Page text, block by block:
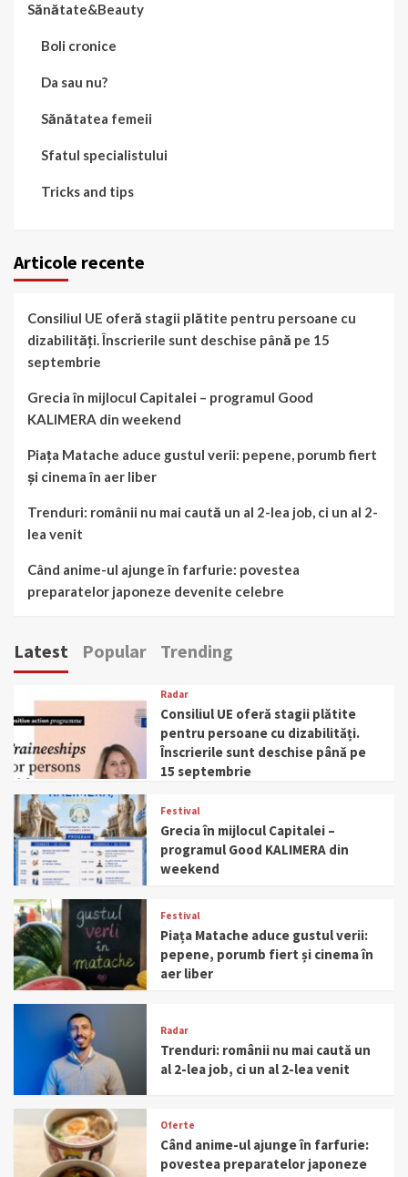
Sănătate&Beauty
Boli cronice
Da sau nu?
Sănătatea femeii
Sfatul specialistului
Tricks and tips
Articole recente
Consiliul UE oferă stagii plătite pentru persoane cu
dizabilități. Înscrierile sunt deschise până pe 15
septembrie
Grecia în mijlocul Capitalei – programul Good
KALIMERA din weekend
Piața Matache aduce gustul verii: pepene, porumb fiert
și cinema în aer liber
Trenduri: românii nu mai caută un al 2-lea job, ci un al 2-
lea venit
Când anime-ul ajunge în farfurie: povestea
preparatelor japoneze devenite celebre
Latest Popular Trending
Radar
Consiliul UE oferă stagii plătite
pentru persoane cu dizabilități.
Înscrierile sunt deschise până pe
15 septembrie
Festival
Grecia în mijlocul Capitalei –
programul Good KALIMERA din
weekend
Festival
Piața Matache aduce gustul verii:
pepene, porumb fiert și cinema în
aer liber
Radar
Trenduri: românii nu mai caută un
al 2-lea job, ci un al 2-lea venit
Oferte
Când anime-ul ajunge în farfurie:
povestea preparatelor japoneze